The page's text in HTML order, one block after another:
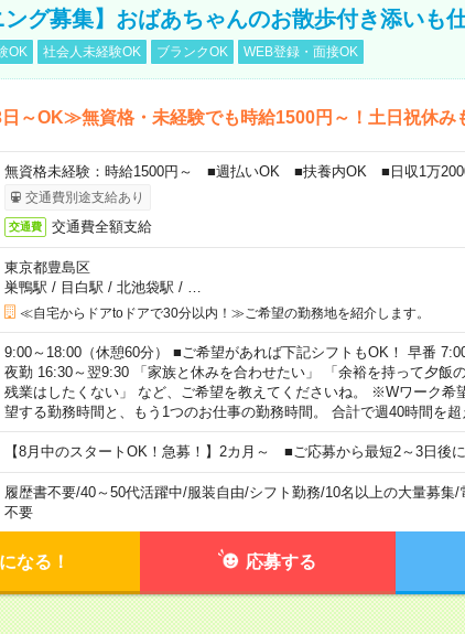
ング募集】おばあちゃんのお散歩付き添いも
OK 社会人未経験OK ブランクOK WEB登録・面接OK
～OK≫無資格・未経験でも時給1500円～！土日祝休み
無資格未経験：時給1500円～ ■週払いOK ■扶養内OK ■日収1万
交通費別途支給あり
交通費 交通費全額支給
東京都豊島区
巣鴨駅 / 目白駅 / 北池袋駅 /
≪自宅からドアtoドアで30分以内！≫ご希望の勤務地を紹介します。
9:00～18:00（休憩60分） ■ご希望があれば下記シフトもOK！ 早番
夜勤 16:30～翌9:30 「家族と休みを合わせたい」 「余裕を持って夕飯
残業はしたくない」 など、ご希望を教えてくださいね。 ※Wワーク希
望する勤務時間と、もう1つのお仕事の勤務時間。 合計で週40時間を超
【8月中のスタートOK！急募！】2カ月～ ■ご応募から最短2～3日後
履歴書不要/40～50代活躍中/服装自由/シフト勤務/10名以上の大量募集/
不要
なる！ 応募する